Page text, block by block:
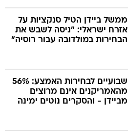
ממשל ביידן הטיל סנקציות על
אזרח ישראלי: "ניסה לשבש את
הבחירות במולדובה עבור רוסיה"
שבועיים לבחירות האמצע: 56%
מהאמריקנים אינם מרוצים
מביידן - והסקרים נוטים ימינה